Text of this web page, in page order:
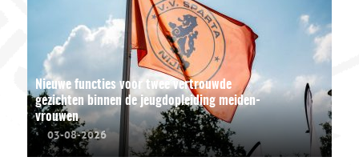
Nieuwe functies voor twee vertrouwde
gezichten binnen de jeugdopleiding meiden-
vrouwen
03-08-2026